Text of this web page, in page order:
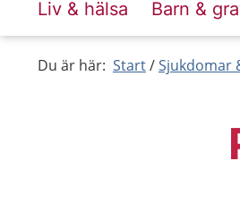
Liv & hälsa Barn &
Du är här: Start Sjukdomar